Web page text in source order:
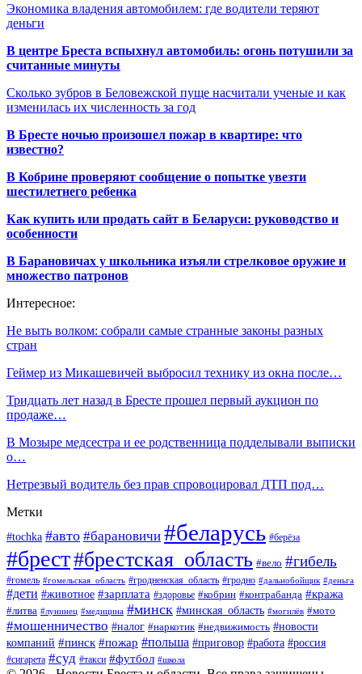
Экономика владения автомобилем: где водители теряют
деньги
В центре Бреста вспыхнул автомобиль: огонь потушили за
считанные минуты
Сколько зубров в Беловежской пуще насчитали ученые и как
изменилась их численность за год
В Бресте ночью произошел пожар в квартире: что
известно?
В Кобрине проверяют сообщение о попытке увезти
шестилетнего ребенка
Как купить или продать сайт в Беларуси: руководство и
особенности
В Барановичах у школьника изъяли стрелковое оружие и
множество патронов
Интересное:
Не выть волком: собрали самые странные законы разных
стран
Геймер из Микашевичей выбросил технику из окна после…
Тридцать лет назад в Бресте прошел первый аукцион по
продаже…
В Мозыре медсестра и ее родственница подделывали выписки
о…
Нетрезвый водитель без прав спровоцировал ДТП под…
Метки
#tochka #авто #барановичи #беларусь #берёза
#брест#брестская_область #вело #гибель
#гомель #гомельская_область #гродненская_область #гродно #дальнобойщик #деньга
#дети #животное #зарплата #здоровье #кобрин #контрабанда #кража
#литва #лунинец #медицина #минск #минская_область #могилёв #мото
#мошенничество #налог #наркотик #недвижимость #новости
компаний #пинск #пожар #польша #приговор #работа #россия
#сигарета #суд #такси #футбол #школа